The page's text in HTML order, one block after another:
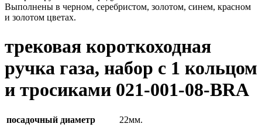
Выполнены в черном, серебристом, золотом, синем, красном
и золотом цветах.
трековая короткоходная
ручка газа, набор с 1 кольцом
и тросиками 021-001-08-BRA
посадочный диаметр
22мм.